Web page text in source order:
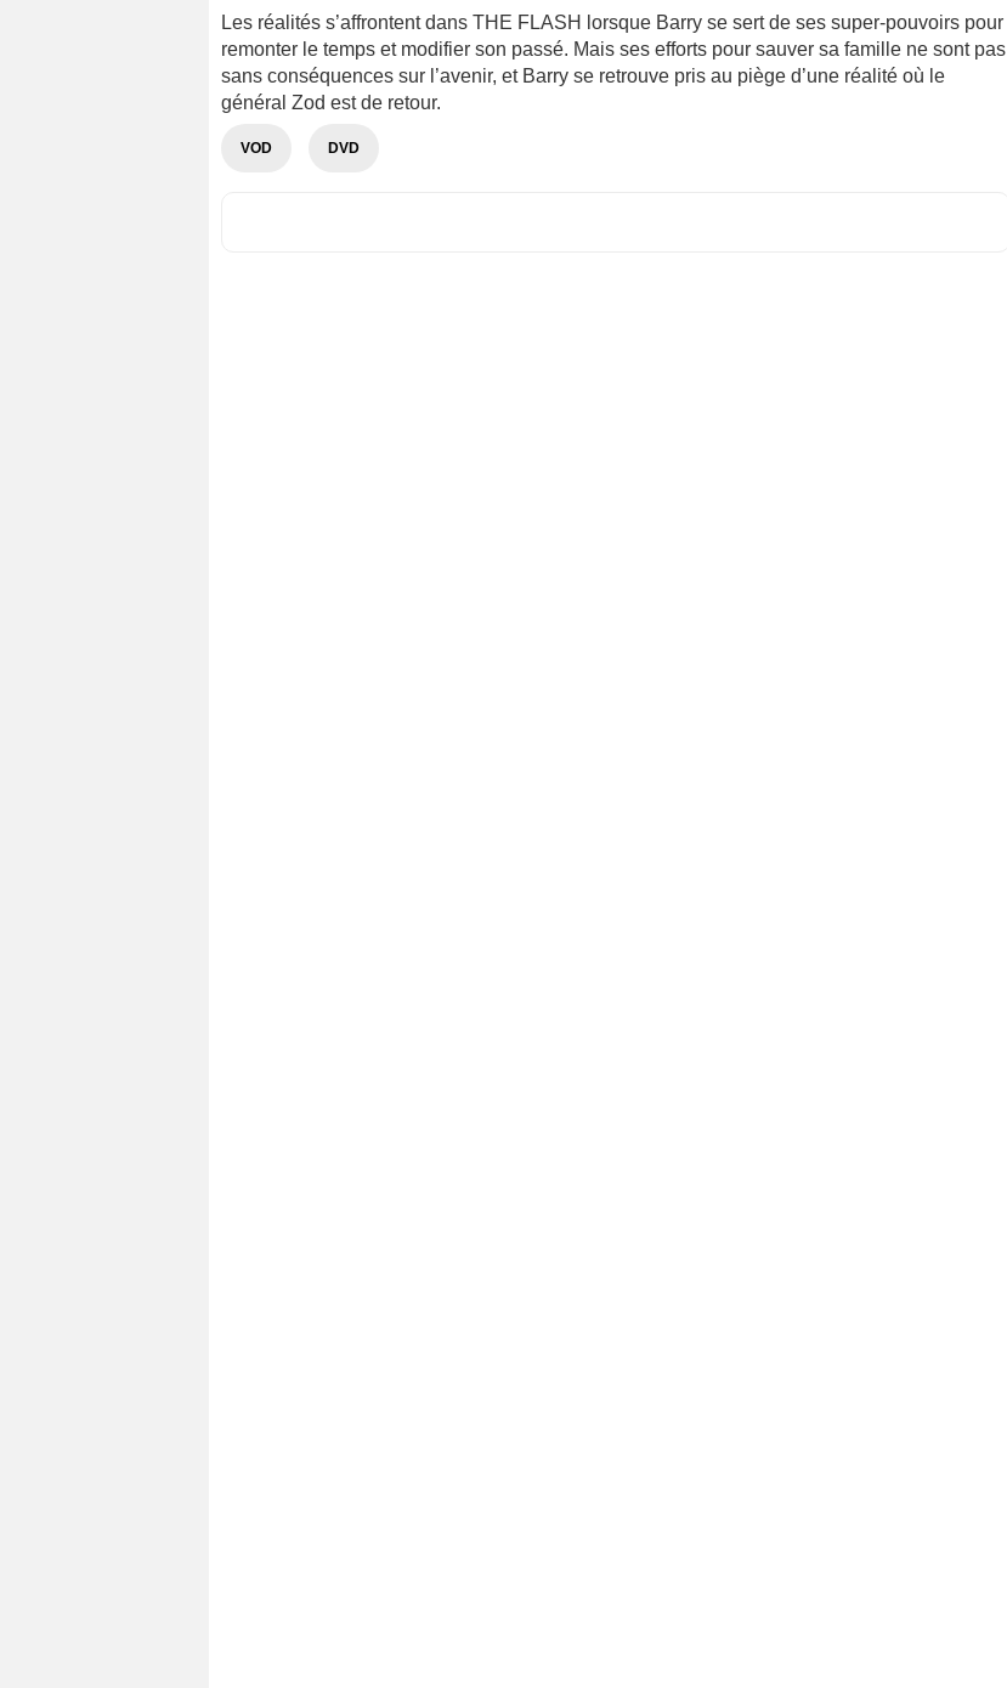
Les réalités s’affrontent dans THE FLASH lorsque Barry se sert de ses super-pouvoirs pour
remonter le temps et modifier son passé. Mais ses efforts pour sauver sa famille ne sont pas
sans conséquences sur l’avenir, et Barry se retrouve pris au piège d’une réalité où le
général Zod est de retour.
VOD DVD